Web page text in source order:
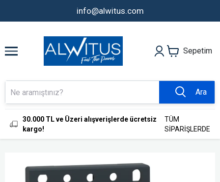
info@alwitus.com
Sepetim
Ara
30.000 TL ve Üzeri alışverişlerde ücretsiz
kargo!
TÜM
SİPARİŞLERDE